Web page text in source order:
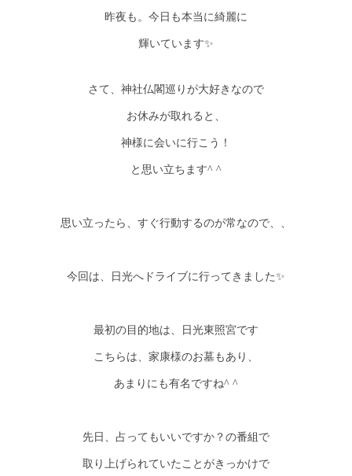
昨夜も。今日も本当に綺麗に
輝いています✨
さて、神社仏閣巡りが大好きなので
お休みが取れると、
神様に会いに行こう！
と思い立ちます^ ^
思い立ったら、すぐ行動するのが常なので、、
今回は、日光へドライブに行ってきました✨
最初の目的地は、日光東照宮です
こちらは、家康様のお墓もあり、
あまりにも有名ですね^ ^
先日、占ってもいいですか？の番組で
取り上げられていたことがきっかけで